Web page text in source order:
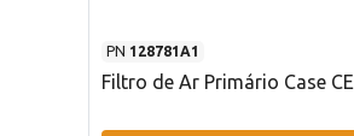
PN 128781A1
Filtro de Ar Primário Case CE